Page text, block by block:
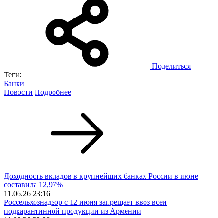
Поделиться
Теги:
Банки
Новости Подробнее
Доходность вкладов в крупнейших банках России в июне
составила 12,97%
11.06.26 23:16
Россельхознадзор с 12 июня запрещает ввоз всей
подкарантинной продукции из Армении